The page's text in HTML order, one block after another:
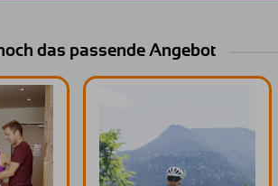
das passende Angebot